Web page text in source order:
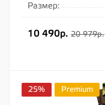
Размер:
10 490р. 20 979р.
25% Premium